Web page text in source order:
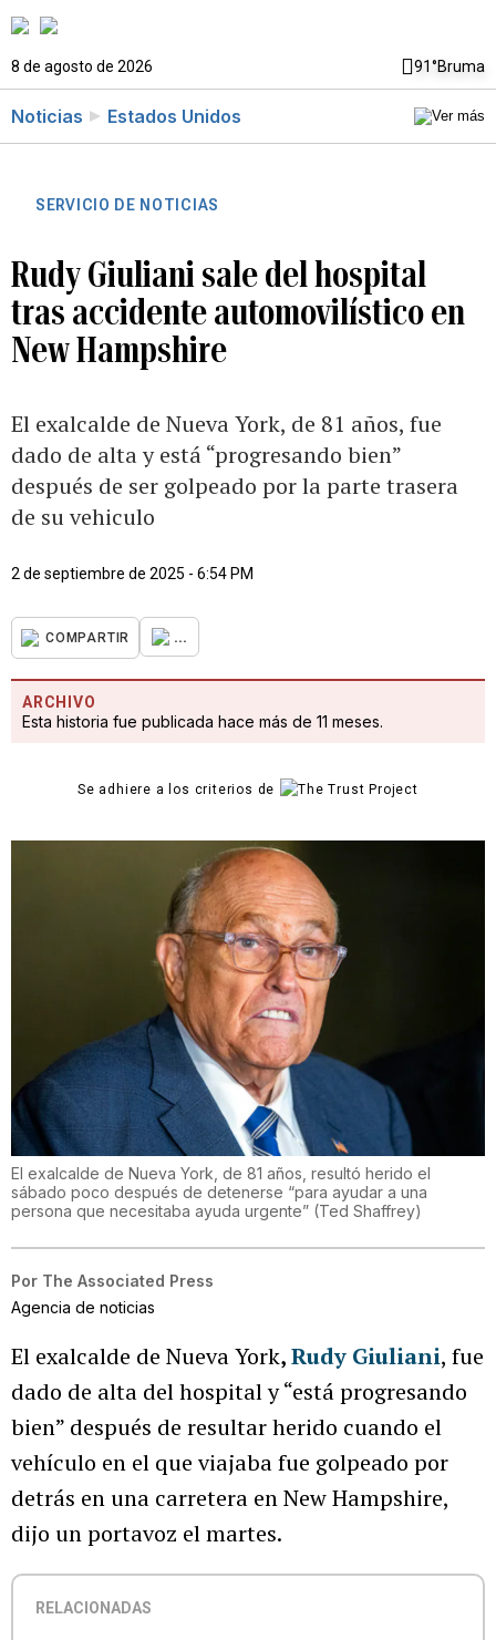
8 de agosto de 2026 91°Bruma
Noticias Estados Unidos
SERVICIO DE NOTICIAS
Rudy Giuliani sale del hospital
tras accidente automovilístico en
New Hampshire
El exalcalde de Nueva York, de 81 años, fue
dado de alta y está “progresando bien”
después de ser golpeado por la parte trasera
de su vehiculo
2 de septiembre de 2025 - 6:54 PM
COMPARTIR ...
ARCHIVO
Esta historia fue publicada hace más de 11 meses.
Se adhiere a los criterios de
El exalcalde de Nueva York, de 81 años, resultó herido el
sábado poco después de detenerse “para ayudar a una
persona que necesitaba ayuda urgente” (Ted Shaffrey)
Por The Associated Press
Agencia de noticias
El exalcalde de Nueva York,Rudy Giuliani, fue
dado de alta del hospital y “está progresando
bien” después de resultar herido cuando el
vehículo en el que viajaba fue golpeado por
detrás en una carretera en New Hampshire,
dijo un portavoz el martes.
RELACIONADAS